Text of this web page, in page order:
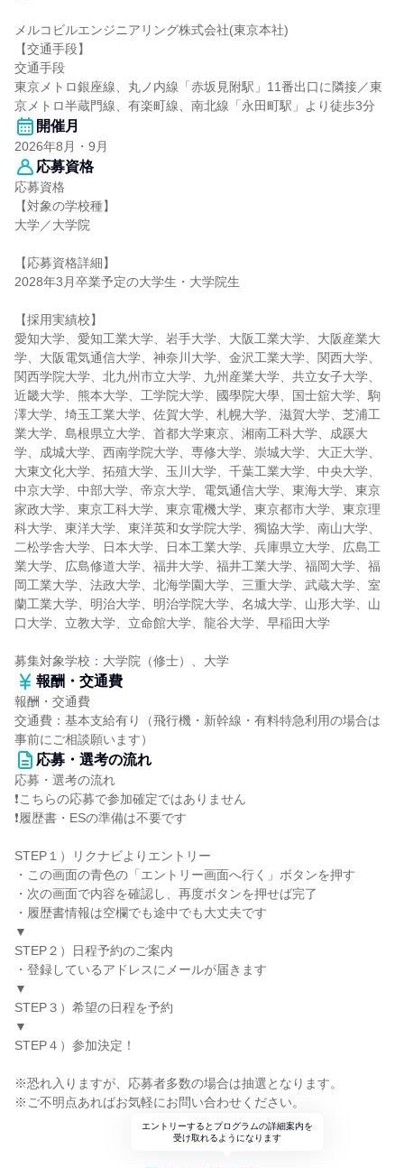
メルコビルエンジニアリング株式会社(東京本社)
【交通手段】
交通手段
東京メトロ銀座線、丸ノ内線「赤坂見附駅」11番出口に隣接／東
京メトロ半蔵門線、有楽町線、南北線「永田町駅」より徒歩3分
開催月
2026年8月・9月
応募資格
応募資格
【対象の学校種】
大学／大学院
【応募資格詳細】
2028年3月卒業予定の大学生・大学院生
【採用実績校】
愛知大学、愛知工業大学、岩手大学、大阪工業大学、大阪産業大
学、大阪電気通信大学、神奈川大学、金沢工業大学、関西大学、
関西学院大学、北九州市立大学、九州産業大学、共立女子大学、
近畿大学、熊本大学、工学院大学、國學院大學、国士舘大学、駒
澤大学、埼玉工業大学、佐賀大学、札幌大学、滋賀大学、芝浦工
業大学、島根県立大学、首都大学東京、湘南工科大学、成蹊大
学、成城大学、西南学院大学、専修大学、崇城大学、大正大学、
大東文化大学、拓殖大学、玉川大学、千葉工業大学、中央大学、
中京大学、中部大学、帝京大学、電気通信大学、東海大学、東京
家政大学、東京工科大学、東京電機大学、東京都市大学、東京理
科大学、東洋大学、東洋英和女学院大学、獨協大学、南山大学、
二松学舎大学、日本大学、日本工業大学、兵庫県立大学、広島工
業大学、広島修道大学、福井大学、福井工業大学、福岡大学、福
岡工業大学、法政大学、北海学園大学、三重大学、武蔵大学、室
蘭工業大学、明治大学、明治学院大学、名城大学、山形大学、山
口大学、立教大学、立命館大学、龍谷大学、早稲田大学
募集対象学校：大学院（修士）、大学
報酬・交通費
報酬・交通費
交通費：基本支給有り（飛行機・新幹線・有料特急利用の場合は
事前にご相談願います）
応募・選考の流れ
応募・選考の流れ
❗こちらの応募で参加確定ではありません
❗履歴書・ESの準備は不要です
STEP１）リクナビよりエントリー
・この画面の青色の「エントリー画面へ行く」ボタンを押す
・次の画面で内容を確認し、再度ボタンを押せば完了
・履歴書情報は空欄でも途中でも大丈夫です
▼
STEP２）日程予約のご案内
・登録しているアドレスにメールが届きます
▼
STEP３）希望の日程を予約
▼
STEP４）参加決定！
※恐れ入りますが、応募者多数の場合は抽選となります。
※ご不明点あればお気軽にお問い合わせください。
エントリーするとプログラムの詳細案内を
受け取れるようになります